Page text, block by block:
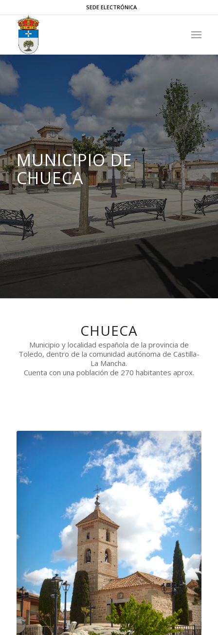
SEDE ELECTRÓNICA
MUNICIPIO DE
CHUECA
CHUECA
Municipio y localidad española de la provincia de
Toledo, dentro de la comunidad autónoma de Castilla-
La Mancha.
Cuenta con una población de 270 habitantes aprox.